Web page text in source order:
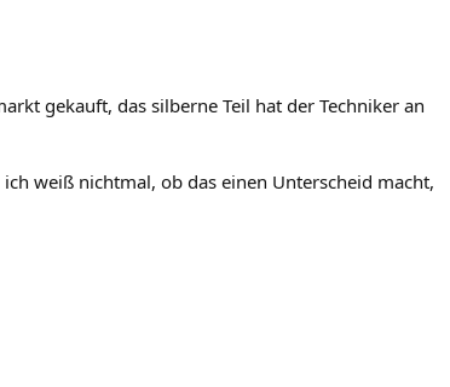
gekauft, das silberne Teil hat der Techniker an
weiß nichtmal, ob das einen Unterscheid macht,